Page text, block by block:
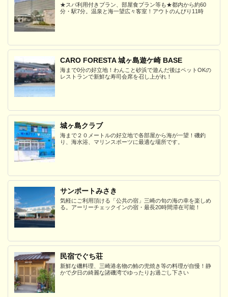
★スパ利用付きプラン、部屋食プラン等も★都内から約60
分・駅7分。温泉と海一望広々客室！アウトのんびり11時
CARO FORESTA 城ヶ島遊ケ崎 BASE
海まで0分の好立地！わんこと砂浜で遊んだ後はペットOKの
レストランで新鮮な寿司会席を召し上がれ！
城ヶ島クラブ
海まで２０メートルの好立地で各部屋から海が一望！磯釣
り、海水浴、マリンスポーツに最適な場所です。
サンポートみさき
気軽にご利用頂ける「公共の宿」三崎の旬の海の幸を楽しめ
る。アーリーチェックインの宿・最長20時間滞在可能！
民宿でぐち荘
新鮮な磯料理、三崎港名物の鮪の兜焼き等の料理が自慢！静
かで夕日の綺麗な諸磯湾でゆったりお過ごし下さい